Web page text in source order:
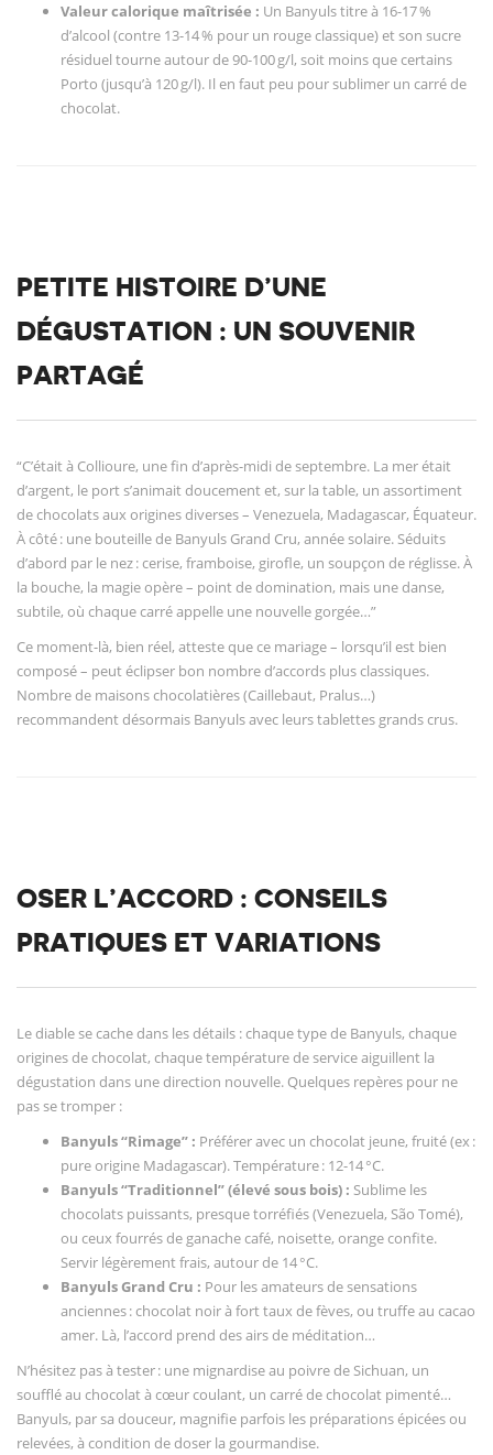
Valeur calorique maîtrisée : Un Banyuls titre à 16-17 %
d’alcool (contre 13-14 % pour un rouge classique) et son sucre
résiduel tourne autour de 90-100 g/l, soit moins que certains
Porto (jusqu’à 120 g/l). Il en faut peu pour sublimer un carré de
chocolat.
PETITE HISTOIRE D’UNE
DÉGUSTATION : UN SOUVENIR
PARTAGÉ
“C’était à Collioure, une fin d’après-midi de septembre. La mer était
d’argent, le port s’animait doucement et, sur la table, un assortiment
de chocolats aux origines diverses – Venezuela, Madagascar, Équateur.
À côté : une bouteille de Banyuls Grand Cru, année solaire. Séduits
d’abord par le nez : cerise, framboise, girofle, un soupçon de réglisse. À
la bouche, la magie opère – point de domination, mais une danse,
subtile, où chaque carré appelle une nouvelle gorgée…”
Ce moment-là, bien réel, atteste que ce mariage – lorsqu’il est bien
composé – peut éclipser bon nombre d’accords plus classiques.
Nombre de maisons chocolatières (Caillebaut, Pralus…)
recommandent désormais Banyuls avec leurs tablettes grands crus.
OSER L’ACCORD : CONSEILS
PRATIQUES ET VARIATIONS
Le diable se cache dans les détails : chaque type de Banyuls, chaque
origines de chocolat, chaque température de service aiguillent la
dégustation dans une direction nouvelle. Quelques repères pour ne
pas se tromper :
Banyuls “Rimage” : Préférer avec un chocolat jeune, fruité (ex :
pure origine Madagascar). Température : 12-14 °C.
Banyuls “Traditionnel” (élevé sous bois) : Sublime les
chocolats puissants, presque torréfiés (Venezuela, São Tomé),
ou ceux fourrés de ganache café, noisette, orange confite.
Servir légèrement frais, autour de 14 °C.
Banyuls Grand Cru : Pour les amateurs de sensations
anciennes : chocolat noir à fort taux de fèves, ou truffe au cacao
amer. Là, l’accord prend des airs de méditation…
N’hésitez pas à tester : une mignardise au poivre de Sichuan, un
soufflé au chocolat à cœur coulant, un carré de chocolat pimenté…
Banyuls, par sa douceur, magnifie parfois les préparations épicées ou
relevées, à condition de doser la gourmandise.